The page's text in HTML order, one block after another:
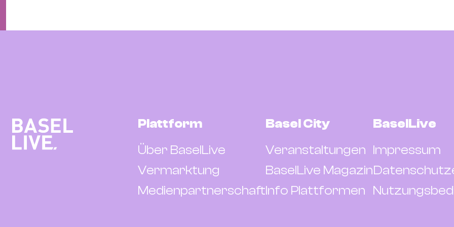
Plattform
Über BaselLive
Vermarktung
Medienpartnerschaft
Basel City
Veranstaltungen
BaselLive Magazin
Info Plattformen
BaselLive
Impressum